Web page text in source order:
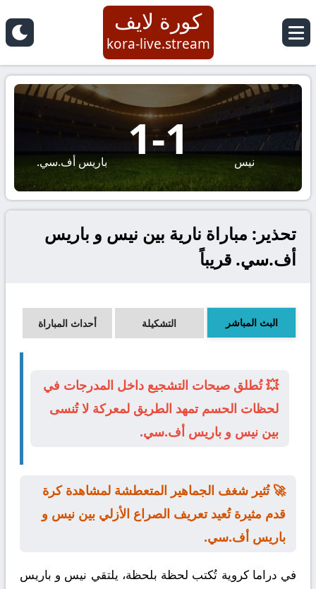
كورة لايف
kora-live.stream
نيس 1
-
1 باريس أف.سي.
تحذير: مباراة نارية بين نيس و باريس
أف.سي. قريباً
البث المباشر التشكيلة أحداث المباراة
💥 تُطلق صيحات التشجيع داخل المدرجات في
لحظات الحسم تمهد الطريق لمعركة لا تُنسى
بين نيس و باريس أف.سي.
🚀 تُثير شغف الجماهير المتعطشة لمشاهدة كرة
قدم مثيرة تُعيد تعريف الصراع الأزلي بين نيس و
باريس أف.سي.
في دراما كروية تُكتب لحظة بلحظة، يلتقي نيس و باريس